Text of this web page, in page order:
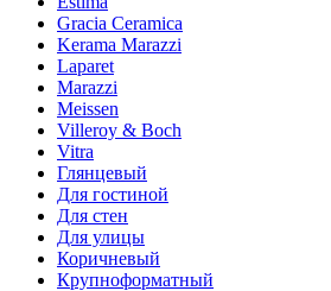
Gracia Ceramica
Kerama Marazzi
Laparet
Marazzi
Meissen
Villeroy & Boch
Vitra
Глянцевый
Для гостиной
Для стен
Для улицы
Коричневый
Крупноформатный